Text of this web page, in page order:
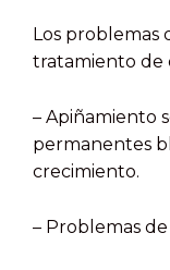
Los
tratamiento de
– Apiñamiento
permanentes
crecimiento.
– Problemas